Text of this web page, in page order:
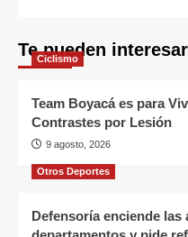
Te pueden interesar
Ciclismo
Team Boyacá es para
Contrastes por Lesión
9 agosto, 2026
Otros Deportes
Defensoría enciende las